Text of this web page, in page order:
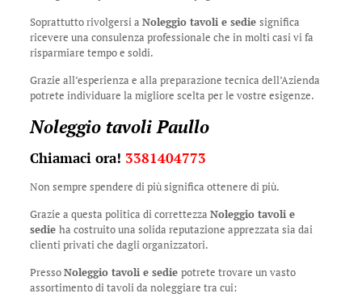
Soprattutto rivolgersi a Noleggio tavoli e sedie significa
ricevere una consulenza professionale che in molti casi vi fa
risparmiare tempo e soldi.
Grazie all’esperienza e alla preparazione tecnica dell’Azienda
potrete individuare la migliore scelta per le vostre esigenze.
Noleggio tavoli Paullo
Chiamaci ora! 3381404773
Non sempre spendere di più significa ottenere di più.
Grazie a questa politica di correttezza Noleggio tavoli e
sedie ha costruito una solida reputazione apprezzata sia dai
clienti privati che dagli organizzatori.
PressoNoleggio tavoli e sedie potrete trovare un vasto
assortimento di tavoli da noleggiare tra cui: